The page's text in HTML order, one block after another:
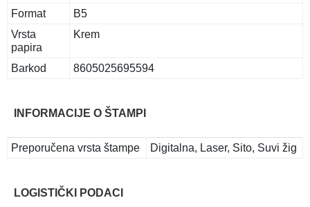
Format
B5
Vrsta
papira
Krem
Barkod 8605025695594
INFORMACIJE O ŠTAMPI
Preporučena vrsta štampe Digitalna, Laser, Sito, Suvi žig
LOGISTIČKI PODACI